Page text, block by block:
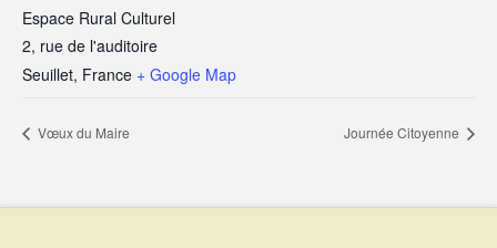
Espace Rural Culturel
2, rue de l'auditoire
Seuillet, France + Google Map
Vœux du Maire Journée Citoyenne